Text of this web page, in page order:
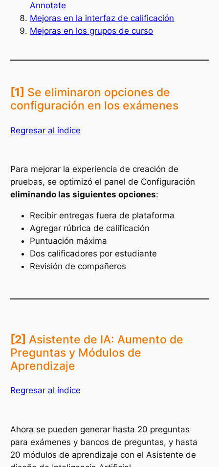
Annotate
Mejoras en la interfaz de calificación
Mejoras en los grupos de curso
[1] Se eliminaron opciones de
configuración en los exámenes
Regresar al índice
Para mejorar la experiencia de creación de
pruebas, se optimizó el panel de Configuración
eliminando las siguientes opciones:
Recibir entregas fuera de plataforma
Agregar rúbrica de calificación
Puntuación máxima
Dos calificadores por estudiante
Revisión de compañeros
[2] Asistente de IA: Aumento de
Preguntas y Módulos de
Aprendizaje
Regresar al índice
Ahora se pueden generar hasta 20 preguntas
para exámenes y bancos de preguntas, y hasta
20 módulos de aprendizaje con el Asistente de